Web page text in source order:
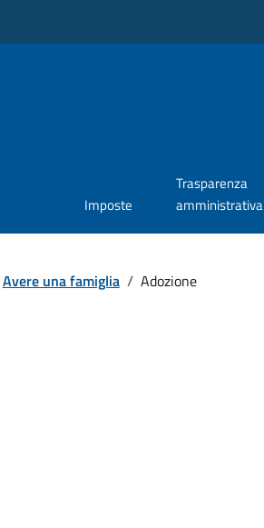
Imposte
Trasparenza
amministrativa
Avere una famiglia / Adozione